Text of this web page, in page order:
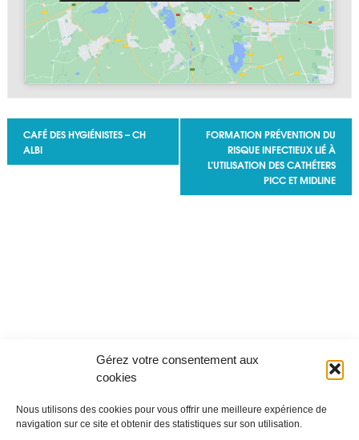
Gérez votre consentement aux
cookies
Nous utilisons des cookies pour vous offrir une meilleure expérience de
navigation sur ce site et obtenir des statistiques sur son utilisation.
Navigation Évènement
CAFÉ DES HYGIÉNISTES – CH
ALBI
FORMATION PRÉVENTION DU
RISQUE INFECTIEUX LIÉ À
L’UTILISATION DES CATHÉTERS
PICC ET MIDLINE